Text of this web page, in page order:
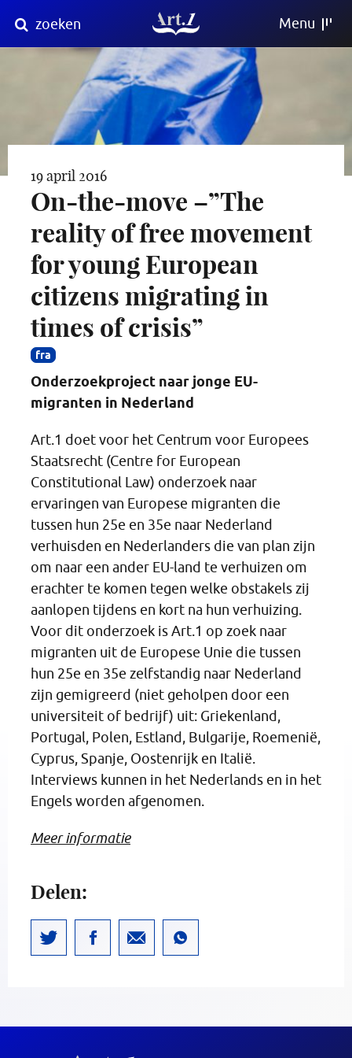
naar
content
zoeken Menu
19 april 2016
On-the-move –”The
reality of free movement
for young European
citizens migrating in
times of crisis”
fra
Onderzoekproject naar jonge EU-
migranten in Nederland
Art.1 doet voor het Centrum voor Europees
Staatsrecht (Centre for European
Constitutional Law) onderzoek naar
ervaringen van Europese migranten die
tussen hun 25e en 35e naar Nederland
verhuisden en Nederlanders die van plan zijn
om naar een ander EU-land te verhuizen om
erachter te komen tegen welke obstakels zij
aanlopen tijdens en kort na hun verhuizing.
Voor dit onderzoek is Art.1 op zoek naar
migranten uit de Europese Unie die tussen
hun 25e en 35e zelfstandig naar Nederland
zijn gemigreerd (niet geholpen door een
universiteit of bedrijf) uit: Griekenland,
Portugal, Polen, Estland, Bulgarije, Roemenië,
Cyprus, Spanje, Oostenrijk en Italië.
Interviews kunnen in het Nederlands en in het
Engels worden afgenomen.
Meer informatie
Delen: